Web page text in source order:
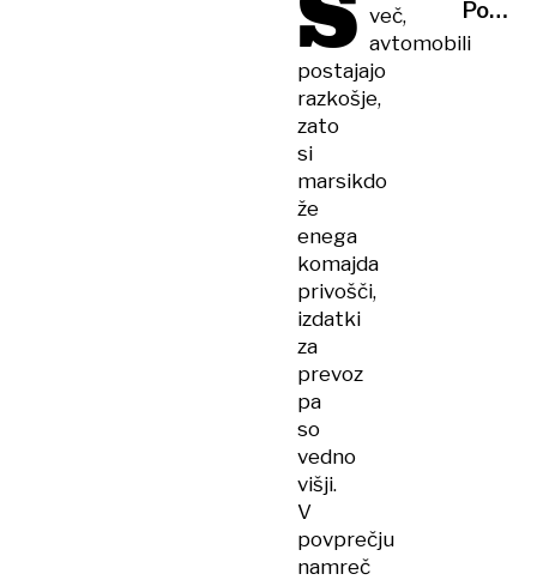
več,
avtomobili
postajajo
razkošje,
zato
si
marsikdo
že
enega
komajda
privošči,
izdatki
za
prevoz
pa
so
vedno
višji.
V
povprečju
namreč
je
Poel
ni